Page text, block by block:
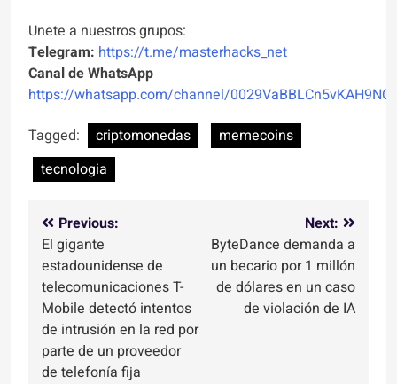
Unete a nuestros grupos:
Telegram: https://t.me/masterhacks_net
Canal de WhatsApp
https://whatsapp.com/channel/
Tagged:
criptomonedas
memecoins
tecnologia
Navegación
de
entradas
Previous:
El gigante
estadounidense de
telecomunicaciones T-
Mobile detectó intentos
de intrusión en la red por
parte de un proveedor
de telefonía fija
Next:
ByteDance demanda a
un becario por 1 millón
de dólares en un caso
de violación de IA